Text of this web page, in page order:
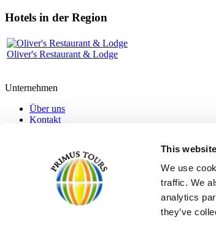
This
We use
traffic. We
analytics
they’ve
Hotels in der Region
Oliver's Restaurant & Lodge
Unternehmen
Über uns
Kontakt
Am Hauptbahnhof 10